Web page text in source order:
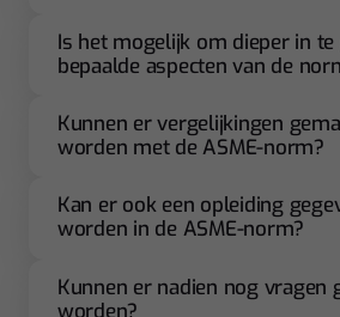
Is het mogelijk om dieper in te
bepaalde aspecten van de
Kunnen er vergelijkingen
worden met de ASME-norm?
Kan er ook een opleiding
worden in de ASME-norm?
Kunnen er nadien nog vragen
worden?